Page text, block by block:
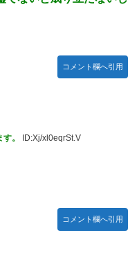
コメント欄へ引用
。 ID:Xj/xl0eqrSt.V
コメント欄へ引用